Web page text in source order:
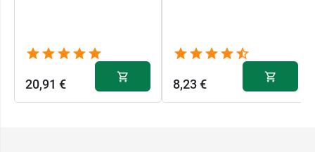
20,91 € 8,23 €